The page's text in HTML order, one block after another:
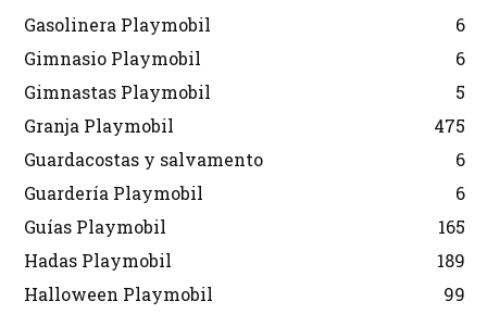
Gasolinera Playmobil
6
Gimnasio Playmobil
6
Gimnastas Playmobil
5
Granja Playmobil
475
Guardacostas y salvamento
6
Guardería Playmobil
6
Guías Playmobil
165
Hadas Playmobil
189
Halloween Playmobil
99